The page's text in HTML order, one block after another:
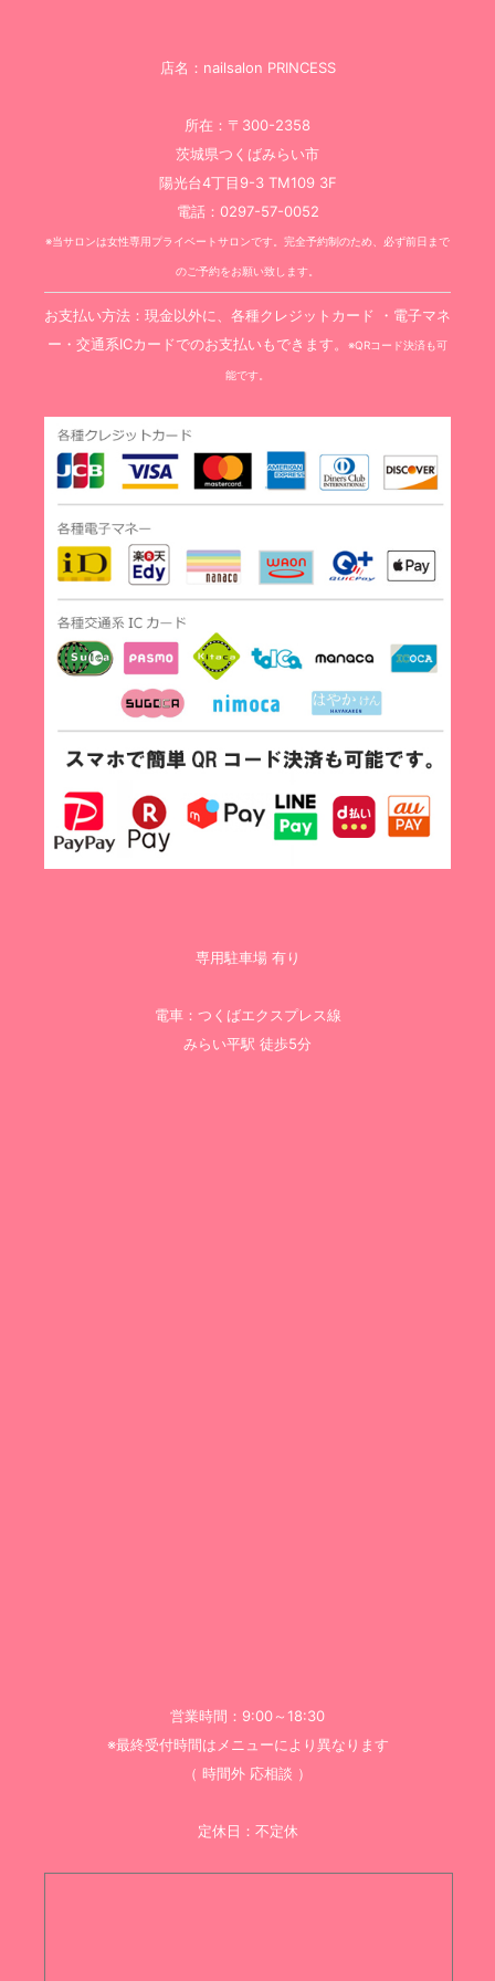
店名：nailsalon PRINCESS
所在：〒300-2358
茨城県つくばみらい市
陽光台4丁目9-3 TM109 3F
電話：0297-57-0052
※当サロンは女性専用プライベートサロンです。完全予約制のため、必ず前日まで
のご予約をお願い致します。
お支払い方法：現金以外に、各種クレジットカード ・電子マネ
ー・交通系ICカードでのお支払いもできます。
※QRコード決済も可
能です。
専用駐車場 有り
電車：つくばエクスプレス線
みらい平駅 徒歩5分
営業時間：9:00～18:30
※最終受付時間はメニューにより異なります
（ 時間外 応相談 ）
定休日：不定休